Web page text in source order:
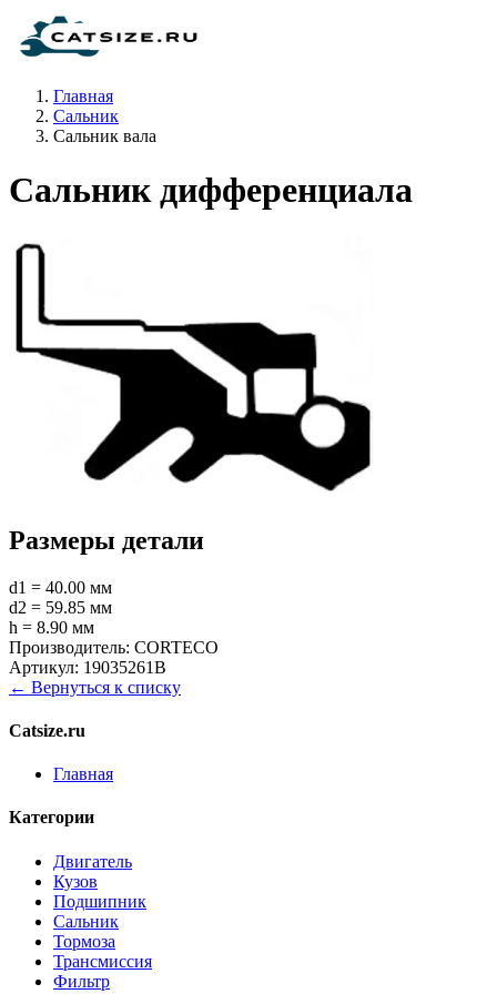
Главная
Сальник
Сальник вала
Сальник дифференциала
Размеры детали
d1 = 40.00 мм
d2 = 59.85 мм
h = 8.90 мм
Производитель: CORTECO
Артикул: 19035261B
← Вернуться к списку
Catsize.ru
Главная
Категории
Двигатель
Кузов
Подшипник
Сальник
Тормоза
Трансмиссия
Фильтр